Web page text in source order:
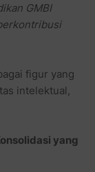
GMBI
figur yang
intelektual,
yang